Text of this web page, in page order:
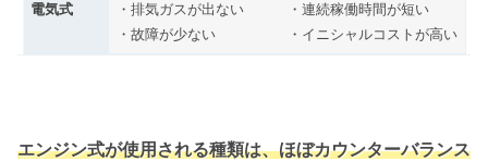
電気式
・排気ガスが出ない
・故障が少ない
・連続稼働時間が短い
・イニシャルコストが高い
エンジン式が使用される種類は、ほぼカウンターバランス